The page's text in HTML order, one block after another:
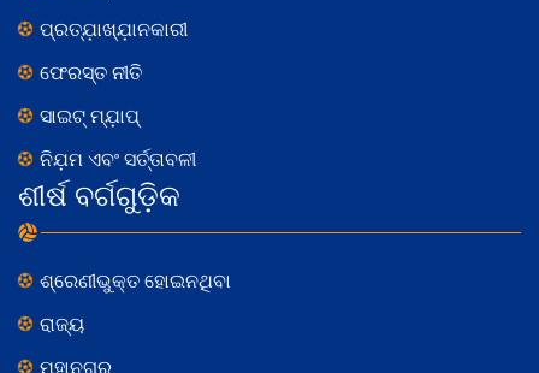
ପ୍ରତ୍ଯ଼ାଖ୍ଯ଼ାନକାରୀ
ଫେରସ୍ତ ନୀତି
ସାଇଟ୍ ମ୍ଯ଼ାପ୍
ନିଯ଼ମ ଏବଂ ସର୍ତ୍ତାବଳୀ
ଶୀର୍ଷ ବର୍ଗଗୁଡ଼ିକ
ଶ୍ରେଣୀଭୁକ୍ତ ହୋଇନଥିବା
ରାଜ୍ୟ
ମହାନଗର